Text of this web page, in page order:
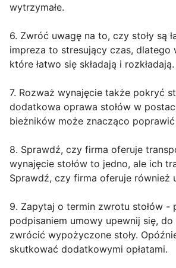
wytrzymałe.
6. Zwróć uwagę na to, czy stoły są
impreza to stresujący czas, dlatego
które łatwo się składają i rozkładają.
7. Rozważ wynajęcie także pokryć
dodatkowa oprawa stołów w
bieżników może znacząco poprawić
8. Sprawdź, czy firma oferuje
wynajęcie stołów to jedno, ale ich
Sprawdź, czy firma oferuje również
9. Zapytaj o termin zwrotu stołów -
podpisaniem umowy upewnij się,
zwrócić wypożyczone stoły.
skutkować dodatkowymi opłatami.